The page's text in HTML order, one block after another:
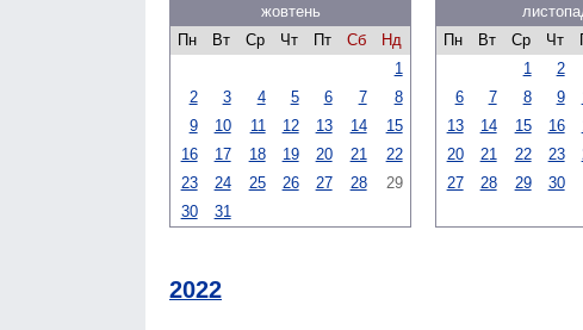
жовтень
Пн
Вт Ср Чт Пт Сб
Нд
1
2
3 4 5 6 7
8
9
10 11 12 13 14
15
16
17 18 19 20 21
22
23
24 25 26 27 28
29
30
31
Пн
Вт Ср Чт
1
2
6
7 8 9
13
14 15 16
20
21 22 23
27
28 29 30
2022